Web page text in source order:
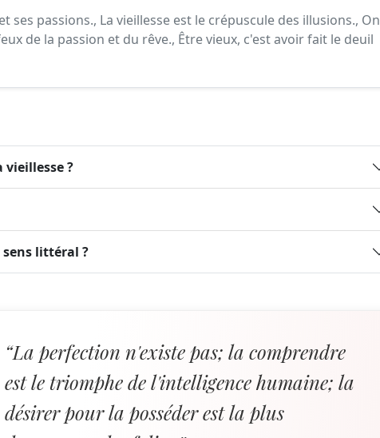
ses passions., La vieillesse est le crépuscule des illusions., On
de la passion et du rêve., Être vieux, c'est avoir fait le deuil
?
sens littéral ?
“La perfection n'existe pas; la comprendre
est le triomphe de l'intelligence humaine; la
désirer pour la posséder est la plus